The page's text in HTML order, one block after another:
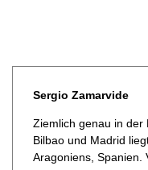
Sergio Zamarvide
Ziemlich genau in der
Bilbao und Madrid
Aragoniens, Spanien.